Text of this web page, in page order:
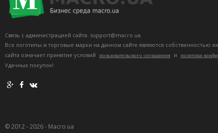
Связь с администрацией сайта: support@macro.ua.
Все логотипы и торговые марки на данном сайте являются собственностью
сайта означает принятие условий
пользовательского соглашения и политики
Удачных покупок!
© 2012 - 2026 - Macro.ua